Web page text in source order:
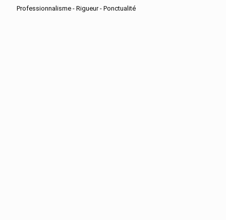
Professionnalisme - Rigueur - Ponctualité